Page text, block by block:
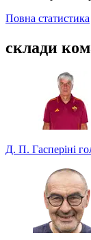
Повна статистика
склади
Д. П. Гасперіні